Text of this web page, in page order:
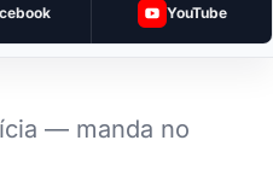
YouTube
— manda no